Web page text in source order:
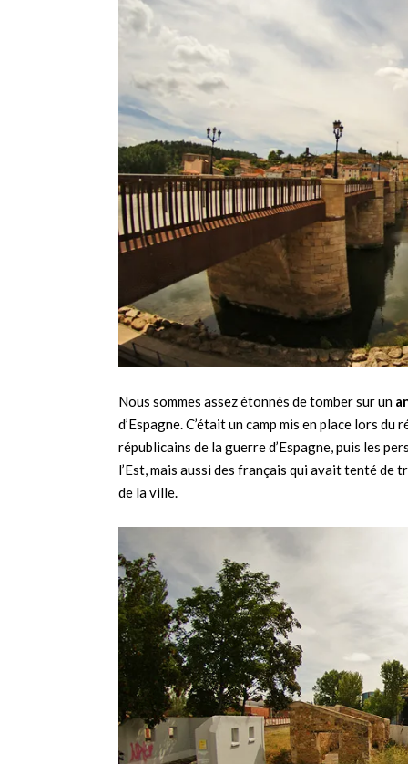
Nous sommes assez étonnés de tomber sur un
d’Espagne. C’était un camp mis en place lors
républicains de la guerre d’Espagne, puis les
l’Est, mais aussi des français qui avait tenté de
de la ville.